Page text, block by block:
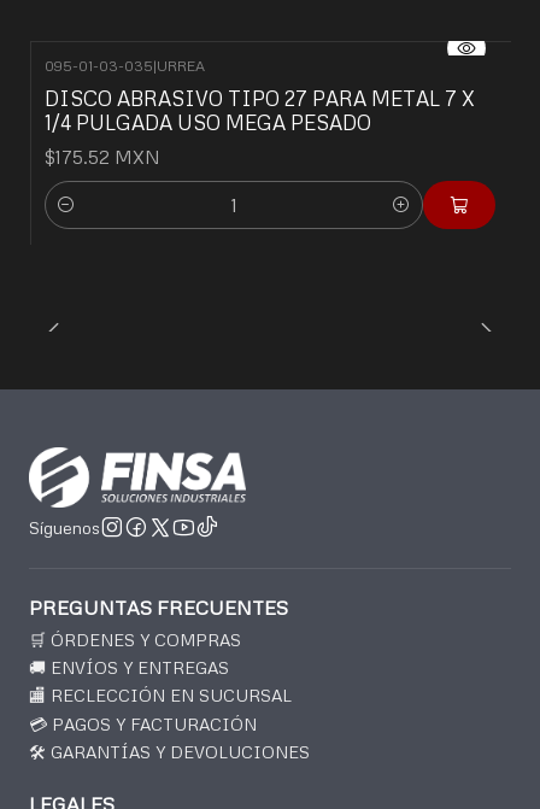
095-01-03-035|URREA
DISCO ABRASIVO TIPO 27 PARA METAL 7 X
1/4 PULGADA USO MEGA PESADO
$175.52 MXN
Cantidad
Síguenos
PREGUNTAS FRECUENTES
🛒 ÓRDENES Y COMPRAS
🚚 ENVÍOS Y ENTREGAS
🏬 RECLECCIÓN EN SUCURSAL
💳 PAGOS Y FACTURACIÓN
🛠️ GARANTÍAS Y DEVOLUCIONES